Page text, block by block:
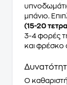
μπάνιο.
(15-20
3-4 φορές
και φρέσκο
Ο